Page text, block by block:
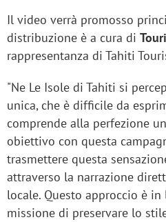
Il video verrà promosso
distribuzione è a cura di
rappresentanza di Tahiti
"Ne Le Isole di Tahiti si
unica, che è difficile da
comprende alla perfezione
obiettivo con questa
trasmettere questa
attraverso la narrazione
locale. Questo approccio è
missione di preservare lo